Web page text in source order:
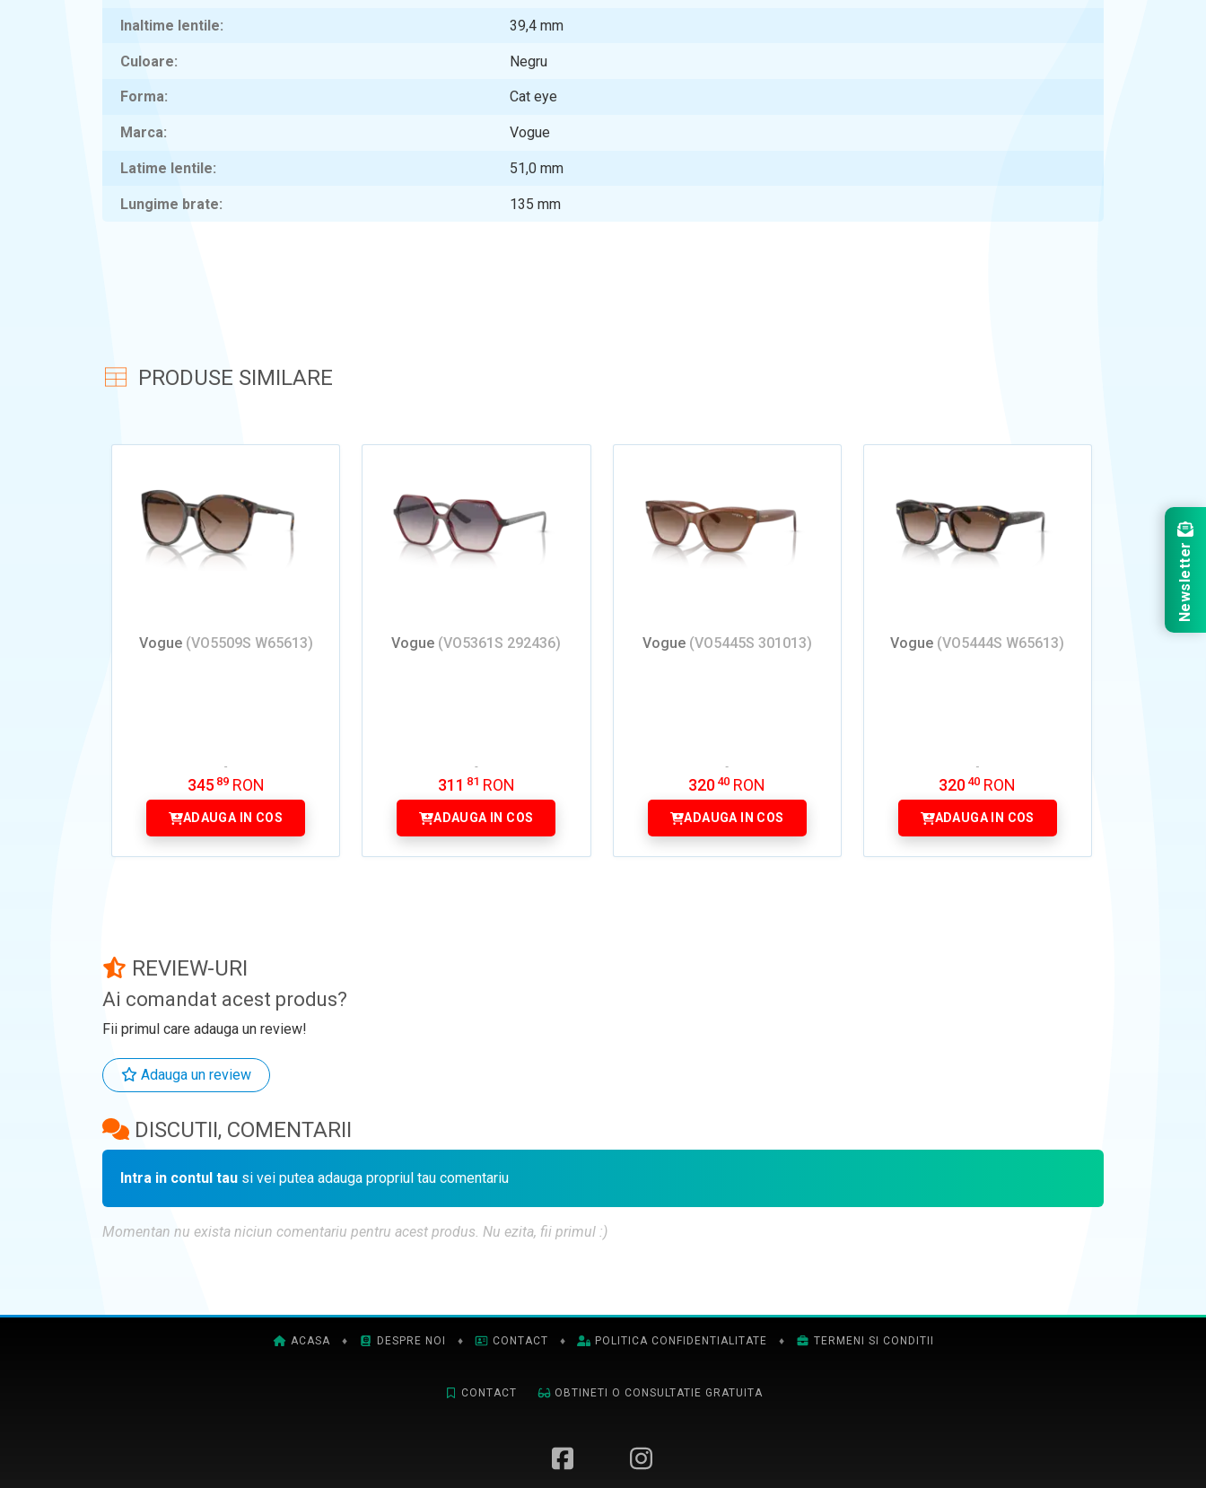
Inaltime lentile 39,4mm
Culoare Negru
Forma Cat eye
Marca Vogue
Latime lentile 51,0mm
Lungime brate 135mm
PRODUSE SIMILARE
Vogue (VO5509S W65613)
345 89 RON
ADAUGA IN COS
Vogue (VO5361S 292436)
311 81 RON
ADAUGA IN COS
Vogue (VO5445S 301013)
320 40 RON
ADAUGA IN COS
Vogue (VO5444S W65613)
320 40 RON
ADAUGA IN COS
REVIEW-URI
Ai comandat acest produs?
Fii primul care adauga un review!
Adauga un review
DISCUTII, COMENTARII
Intra in contul tau si vei putea adauga propriul tau comentariu
Momentan nu exista niciun comentariu pentru acest produs. Nu ezita, fii primul :)
ACASA ♦ DESPRE NOI ♦ CONTACT ♦ POLITICA CONFIDENTIALITATE ♦ TERMENI SI CONDITII
CONTACT OBTINETI O CONSULTATIE GRATUITA
Newsletter